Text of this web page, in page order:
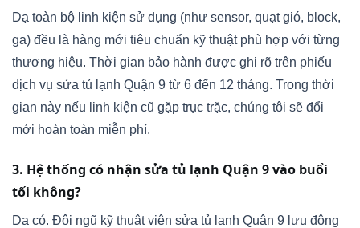
Dạ toàn bộ linh kiện sử dụng (như sensor, quạt gió, block,
ga) đều là hàng mới tiêu chuẩn kỹ thuật phù hợp với từng
thương hiệu. Thời gian bảo hành được ghi rõ trên phiếu
dịch vụ sửa tủ lạnh Quận 9 từ 6 đến 12 tháng. Trong thời
gian này nếu linh kiện cũ gặp trục trặc, chúng tôi sẽ đổi
mới hoàn toàn miễn phí.
3. Hệ thống có nhận sửa tủ lạnh Quận 9 vào buổi
tối không?
Dạ có. Đội ngũ kỹ thuật viên sửa tủ lạnh Quận 9 lưu động